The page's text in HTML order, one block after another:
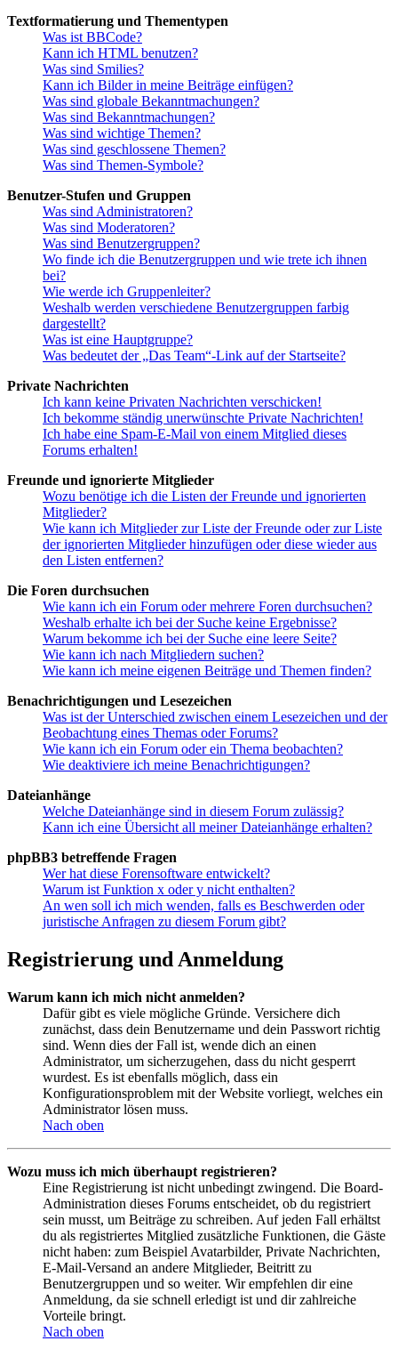
Textformatierung und Thementypen
Was ist BBCode?
Kann ich HTML benutzen?
Was sind Smilies?
Kann ich Bilder in meine Beiträge einfügen?
Was sind globale Bekanntmachungen?
Was sind Bekanntmachungen?
Was sind wichtige Themen?
Was sind geschlossene Themen?
Was sind Themen-Symbole?
Benutzer-Stufen und Gruppen
Was sind Administratoren?
Was sind Moderatoren?
Was sind Benutzergruppen?
Wo finde ich die Benutzergruppen und wie trete ich ihnen
bei?
Wie werde ich Gruppenleiter?
Weshalb werden verschiedene Benutzergruppen farbig
dargestellt?
Was ist eine Hauptgruppe?
Was bedeutet der „Das Team“-Link auf der Startseite?
Private Nachrichten
Ich kann keine Privaten Nachrichten verschicken!
Ich bekomme ständig unerwünschte Private Nachrichten!
Ich habe eine Spam-E-Mail von einem Mitglied dieses
Forums erhalten!
Freunde und ignorierte Mitglieder
Wozu benötige ich die Listen der Freunde und ignorierten
Mitglieder?
Wie kann ich Mitglieder zur Liste der Freunde oder zur Liste
der ignorierten Mitglieder hinzufügen oder diese wieder aus
den Listen entfernen?
Die Foren durchsuchen
Wie kann ich ein Forum oder mehrere Foren durchsuchen?
Weshalb erhalte ich bei der Suche keine Ergebnisse?
Warum bekomme ich bei der Suche eine leere Seite?
Wie kann ich nach Mitgliedern suchen?
Wie kann ich meine eigenen Beiträge und Themen finden?
Benachrichtigungen und Lesezeichen
Was ist der Unterschied zwischen einem Lesezeichen und der
Beobachtung eines Themas oder Forums?
Wie kann ich ein Forum oder ein Thema beobachten?
Wie deaktiviere ich meine Benachrichtigungen?
Dateianhänge
Welche Dateianhänge sind in diesem Forum zulässig?
Kann ich eine Übersicht all meiner Dateianhänge erhalten?
phpBB3 betreffende Fragen
Wer hat diese Forensoftware entwickelt?
Warum ist Funktion x oder y nicht enthalten?
An wen soll ich mich wenden, falls es Beschwerden oder
juristische Anfragen zu diesem Forum gibt?
Registrierung und Anmeldung
Warum kann ich mich nicht anmelden?
Dafür gibt es viele mögliche Gründe. Versichere dich
zunächst, dass dein Benutzername und dein Passwort richtig
sind. Wenn dies der Fall ist, wende dich an einen
Administrator, um sicherzugehen, dass du nicht gesperrt
wurdest. Es ist ebenfalls möglich, dass ein
Konfigurationsproblem mit der Website vorliegt, welches ein
Administrator lösen muss.
Nach oben
Wozu muss ich mich überhaupt registrieren?
Eine Registrierung ist nicht unbedingt zwingend. Die Board-
Administration dieses Forums entscheidet, ob du registriert
sein musst, um Beiträge zu schreiben. Auf jeden Fall erhältst
du als registriertes Mitglied zusätzliche Funktionen, die Gäste
nicht haben: zum Beispiel Avatarbilder, Private Nachrichten,
E-Mail-Versand an andere Mitglieder, Beitritt zu
Benutzergruppen und so weiter. Wir empfehlen dir eine
Anmeldung, da sie schnell erledigt ist und dir zahlreiche
Vorteile bringt.
Nach oben